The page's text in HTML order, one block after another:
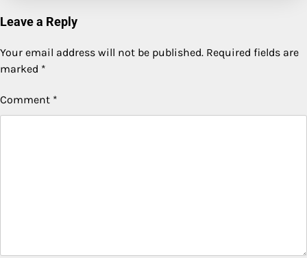
Leave a Reply
Your email address will not be published. Required fields are
marked *
Comment *